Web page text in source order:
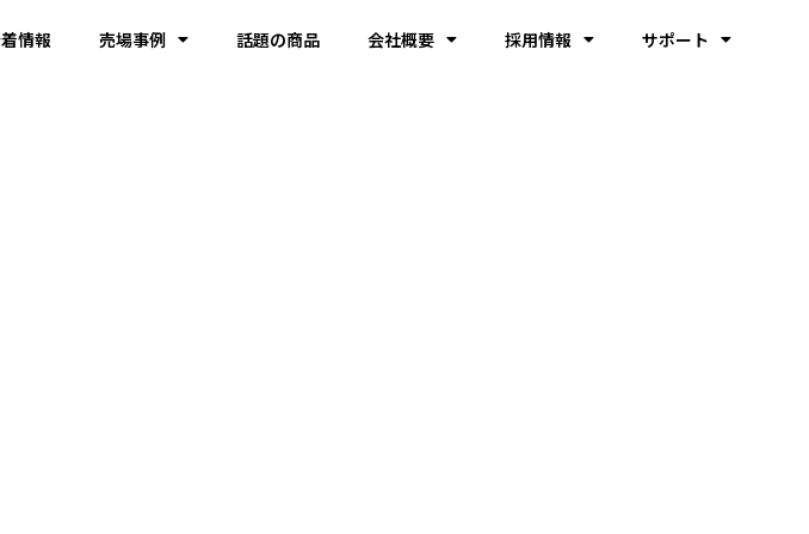
情報 売場事例 話題の商品 会社概要 採用情報 サポート